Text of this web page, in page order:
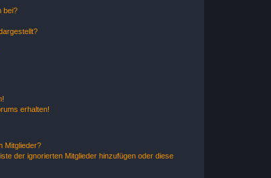
bei?
erhalten!
Mitglieder?
der ignorierten Mitglieder hinzufügen oder diese